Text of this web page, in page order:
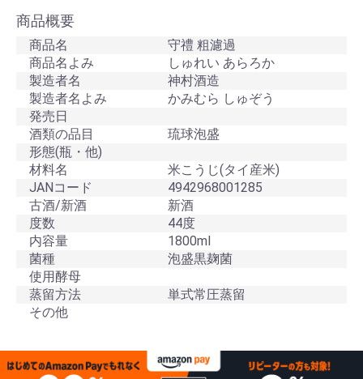
商品概要
商品名
守禮 粗濾過
商品名よみ
しゅれい あらろか
製造者名
神村酒造
製造者名よみ
かみむら しゅぞう
発売日
酒類の品目
琉球泡盛
形態(瓶・他)
材料名
米こうじ(タイ産米)
JANコード
4942968001285
古酒/新酒
新酒
度数
44度
内容量
1800ml
菌種
泡盛黒麹菌
使用酵母
蒸留方法
単式常圧蒸留
その他